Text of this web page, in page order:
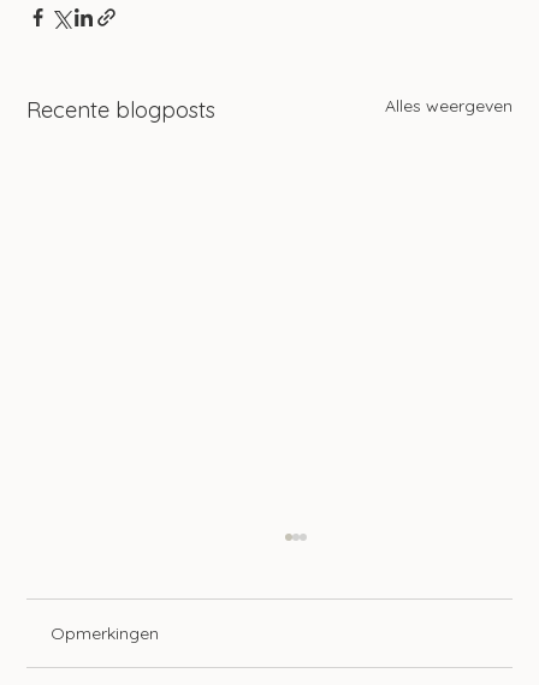
Recente blogposts Alles weergeven
Opmerkingen